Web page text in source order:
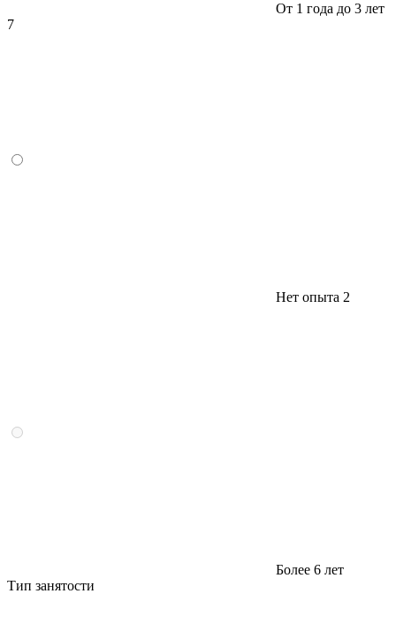
От 1 года до 3 лет
7
Нет опыта 2
Более 6 лет
Тип занятости